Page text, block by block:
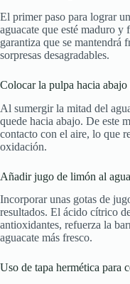
El primer paso para lograr
aguacate que esté maduro
garantiza que se mantendrá
sorpresas desagradables.
Colocar la pulpa hacia
Al sumergir la mitad del
quede hacia abajo. De este
contacto con el aire, lo que
oxidación.
Añadir jugo de limón al
Incorporar unas gotas de
resultados. El ácido cítrico
antioxidantes, refuerza la
aguacate más fresco.
Uso de tapa hermética para